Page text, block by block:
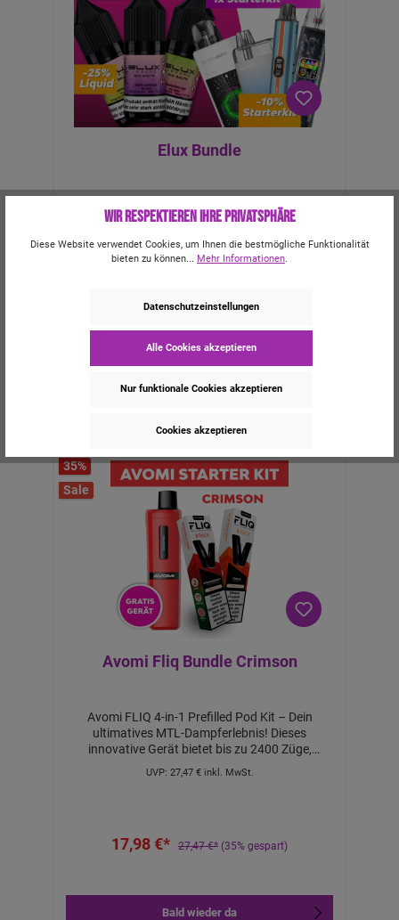
Dampfen für ein erstklassiges ErlebnisLED-
Batterieanzeige für klare StatusupdatesType-C-
Ladung für schnelles und bequemes
AufladenMesh-Coils für herausragenden
Geschmack und DampfproduktionFeatures:
Elux Bundle
0,00 €*
Jetzt konfigurieren
35%
Sale
Avomi Fliq Bundle Crimson
Avomi FLIQ 4-in-1 Prefilled Pod Kit – Dein
ultimatives MTL-Dampferlebnis! Dieses
innovative Gerät bietet bis zu 2400 Züge,
unterstützt durch eine wiederaufladbare 950-
mAh-Batterie, die dich den ganzen Tag begleitet.
während die LED-Batterieanzeige stets über den
Geschmacksrichtungen mit nur einem Dreh
wechseln – bequem und vielseitig zugleich.
UVP: 27,47 € inkl. MwSt.
17,98 €* 27,47 €* (35% gespart)
Bald wieder da
Wir respektieren Ihre Privatsphäre
Diese Website verwendet Cookies, um Ihnen die bestmögliche Funktionalität
bieten zu können... Mehr Informationen.
Datenschutzeinstellungen
Alle Cookies akzeptieren
Nur funktionale Cookies akzeptieren
Cookies akzeptieren